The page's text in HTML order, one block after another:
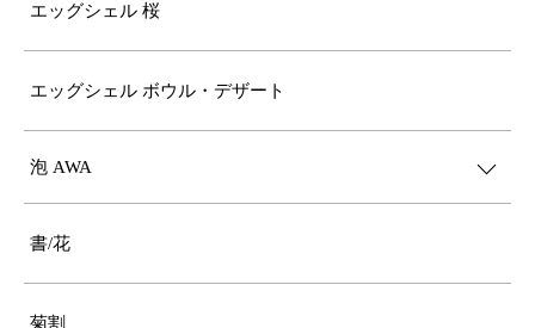
エッグシェル 桜
エッグシェル ボウル・デザート
泡 AWA
書/花
菊割